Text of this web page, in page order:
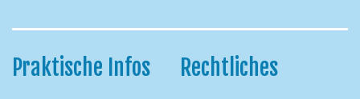
Praktische Infos Rechtliches